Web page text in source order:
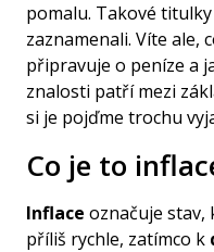
pomalu. Takové
zaznamenali. Víte ale,
připravuje o peníze a
znalosti patří mezi
si je pojďme trochu
Co je to
Inflace označuje stav,
příliš rychle, zatímco k